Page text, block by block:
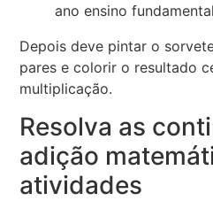
ano ensino
Depois deve pintar o
pares e colorir o resultado
multiplicação.
Resolva as
adição
atividades